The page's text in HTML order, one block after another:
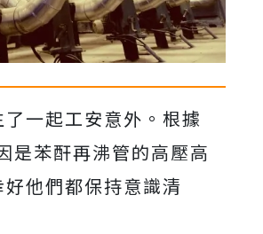
一起工安意外。根據
是苯酐再沸管的高壓高
他們都保持意識清